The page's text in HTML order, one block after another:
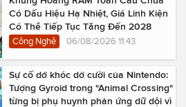
Có Dấu Hiệu Hạ Nhiệt, Giá Linh Kiện
Có Thể Tiếp Tục Tăng Đến 2028
Công Nghệ 06/08/2026 11:43
Sự cố dở khóc dở cười của Nintendo:
Tượng Gyroid trong "Animal Crossing"
từng bị phụ huynh phản ứng dữ dội vì